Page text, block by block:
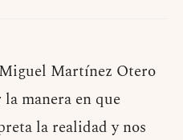
Martínez Otero
manera en que
la realidad y nos